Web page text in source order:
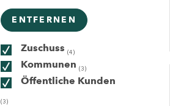
ENTFERNEN
Zuschuss (4)
Kommunen (3)
Öffentliche Kunden
(3)